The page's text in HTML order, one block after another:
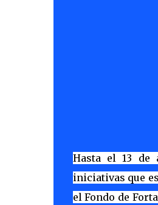
Hasta el 13 de
iniciativas que
el Fondo de